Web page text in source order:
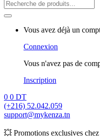
Search
for:
Vous avez déjà un
Connexion
Vous n'avez pas de
Inscription
0 0 DT
(+216) 52.042.059
support@mykenza.tn
💥 Promotions exclusives